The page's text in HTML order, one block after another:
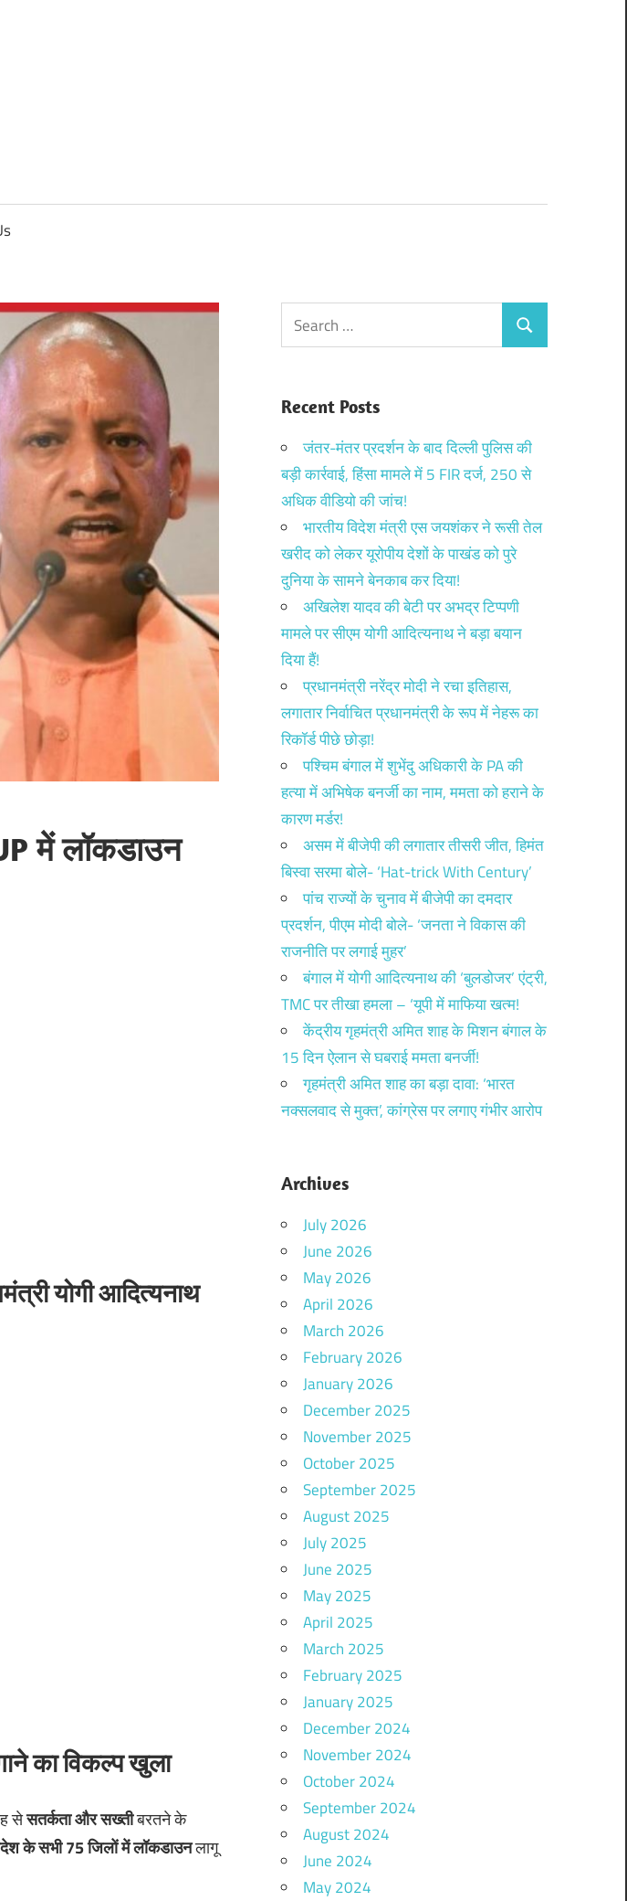
में लॉकडाउन
योगी आदित्‍यनाथ
का विकल्प खुला
सेसतर्कता और सख्तीबरतने के
के सभी 75 जिलों में लॉकडाउनलागू
Search
for:
Search
Recent Posts
जंतर-मंतर प्रदर्शन के बाद दिल्ली पुलिस की
बड़ी कार्रवाई, हिंसा मामले में 5 FIR दर्ज, 250 से
अधिक वीडियो की जांच!
भारतीय विदेश मंत्री एस जयशंकर ने रूसी तेल
खरीद को लेकर यूरोपीय देशों के पाखंड को पुरे
दुनिया के सामने बेनकाब कर दिया!
अखिलेश यादव की बेटी पर अभद्र टिप्पणी
मामले पर सीएम योगी आदित्यनाथ ने बड़ा बयान
दिया हैं!
प्रधानमंत्री नरेंद्र मोदी ने रचा इतिहास,
लगातार निर्वाचित प्रधानमंत्री के रूप में नेहरू का
रिकॉर्ड पीछे छोड़ा!
पश्चिम बंगाल में शुभेंदु अधिकारी के PA की
हत्या में अभिषेक बनर्जी का नाम, ममता को हराने के
कारण मर्डर!
असम में बीजेपी की लगातार तीसरी जीत, हिमंत
बिस्वा सरमा बोले- ‘Hat-trick With Century’
पांच राज्यों के चुनाव में बीजेपी का दमदार
प्रदर्शन, पीएम मोदी बोले- ‘जनता ने विकास की
राजनीति पर लगाई मुहर’
बंगाल में योगी आदित्यनाथ की ‘बुलडोजर’ एंट्री,
TMC पर तीखा हमला – ‘यूपी में माफिया खत्म!
केंद्रीय गृहमंत्री अमित शाह के मिशन बंगाल के
15 दिन ऐलान से घबराई ममता बनर्जी!
गृहमंत्री अमित शाह का बड़ा दावा: ‘भारत
नक्सलवाद से मुक्त’, कांग्रेस पर लगाए गंभीर आरोप
Archives
July 2026
June 2026
May 2026
April 2026
March 2026
February 2026
January 2026
December 2025
November 2025
October 2025
September 2025
August 2025
July 2025
June 2025
May 2025
April 2025
March 2025
February 2025
January 2025
December 2024
November 2024
October 2024
September 2024
August 2024
June 2024
May 2024